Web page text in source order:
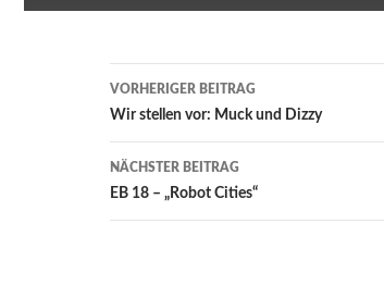
Beitragsnavigation
VORHERIGER BEITRAG
Wir stellen vor: Muck und Dizzy
NÄCHSTER BEITRAG
EB 18 – „Robot Cities“